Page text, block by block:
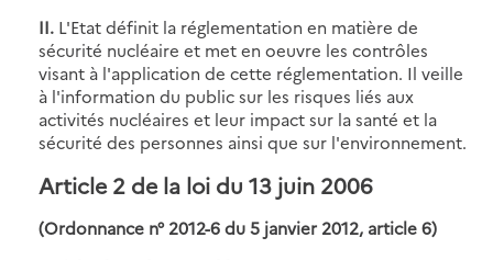
II. L'Etat définit la réglementation en matière de
sécurité nucléaire et met en oeuvre les contrôles
visant à l'application de cette réglementation. Il veille
à l'information du public sur les risques liés aux
activités nucléaires et leur impact sur la santé et la
sécurité des personnes ainsi que sur l'environnement.
Article 2 de la loi du 13 juin 2006
(Ordonnance n° 2012-6 du 5 janvier 2012, article 6)